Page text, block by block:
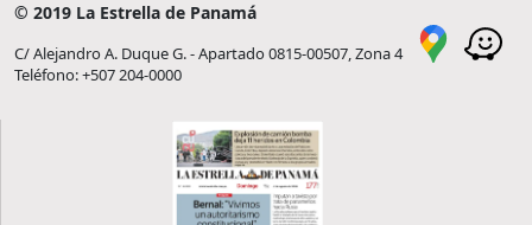
© 2019 La Estrella de Panamá
C/ Alejandro A. Duque G. - Apartado 0815-00507, Zona 4
Teléfono: +507 204-0000